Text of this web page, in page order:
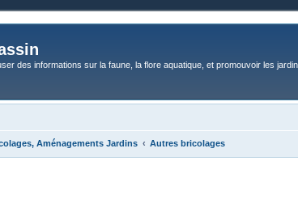
des informations sur la faune, la flore aquatique, et promouvoir les
Aménagements Jardins Autres bricolages